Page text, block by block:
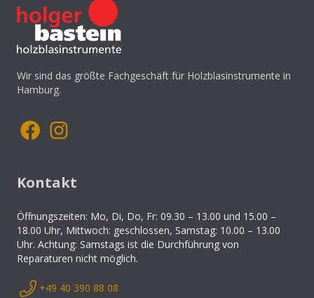
Wir sind das größte Fachgeschäft für Holzblasinstrumente in
Hamburg.
Kontakt
Öffnungszeiten: Mo, Di, Do, Fr: 09.30 – 13.00 und 15.00 –
18.00 Uhr, Mittwoch: geschlossen, Samstag: 10.00 – 13.00
Uhr. Achtung: Samstags ist die Durchführung von
Reparaturen nicht möglich.
+49 40 390 88 08